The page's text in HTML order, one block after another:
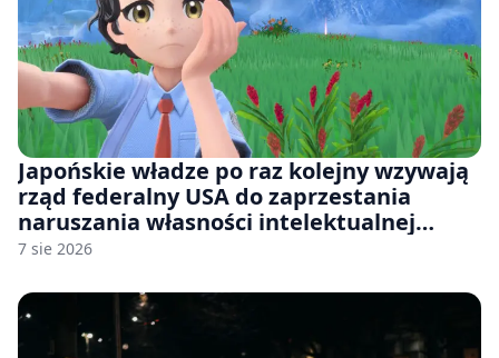
Japońskie władze po raz kolejny wzywają
rząd federalny USA do zaprzestania
naruszania własności intelektualnej
japońskich gier i anime
7 sie 2026